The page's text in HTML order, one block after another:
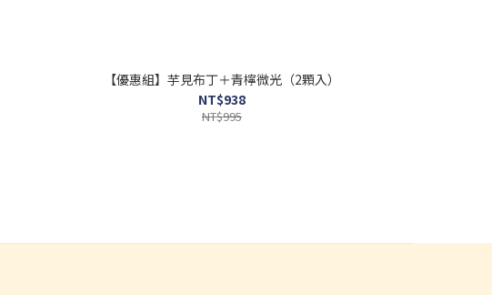
【優惠組】芋見布丁＋青檸微光（2顆入）
NT$938
NT$995